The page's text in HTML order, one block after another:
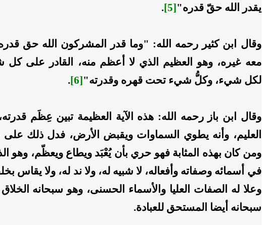
يقدر الله حقّ قدره"[5]
.
وقال ابن كثير رحمه الله: "وما قدر المشركون الله حق
معه غيره، وهو العظيم الذي لا أعظم منه، القادر على كل
لكل شيء، وكلُّ شيء تحت قهره وقدرته"[6]
.
وقال ابن باز رحمه الله: هذه الآية العظيمة تبين عِظَم
العليم، وأنه يطوي السماوات ويقبض الأرض، فدل ذلك
ومن كان بهذه المثابة فهو حري بأن يُعْبَد ويطاع ويعظّم، وهو
في أسمائه وصفاته وأفعاله، لا شبيه له، ولا ند له، ولا يقاس
وعلا له الصفات العليا والأسماء الحسنى، وهو سبحانه
سبحانه أيضا المستحق للعبادة.